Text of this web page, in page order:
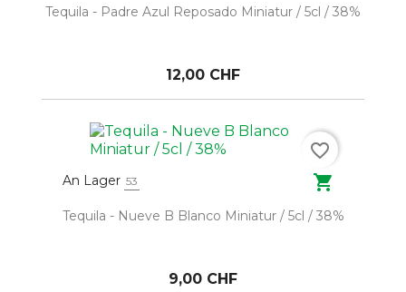
Tequila - Padre Azul Reposado Miniatur / 5cl / 38%
12,00 CHF
An Lager 53 
Tequila - Nueve B Blanco Miniatur / 5cl / 38%
9,00 CHF
favorite_border